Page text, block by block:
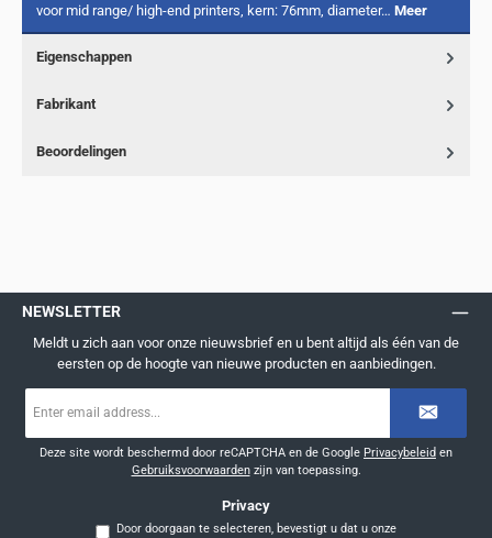
voor mid range/ high-end printers, kern: 76mm, diameter… Meer
Eigenschappen
Fabrikant
Beoordelingen
NEWSLETTER
Meldt u zich aan voor onze nieuwsbrief en u bent altijd als één van de
eersten op de hoogte van nieuwe producten en aanbiedingen.
mailadres
Deze site wordt beschermd door reCAPTCHA en de Google Privacybeleid en
Gebruiksvoorwaardenzijn van toepassing.
Privacy
Door doorgaan te selecteren, bevestigt u dat u onze